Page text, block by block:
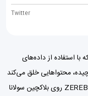
Twitter
استفاده از داده‌های
محتواهایی خلق می‌کند
سولانا